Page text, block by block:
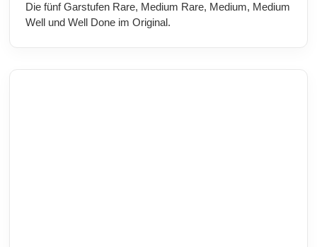
Die fünf Garstufen Rare, Medium Rare, Medium, Medium
Well und Well Done im Original.